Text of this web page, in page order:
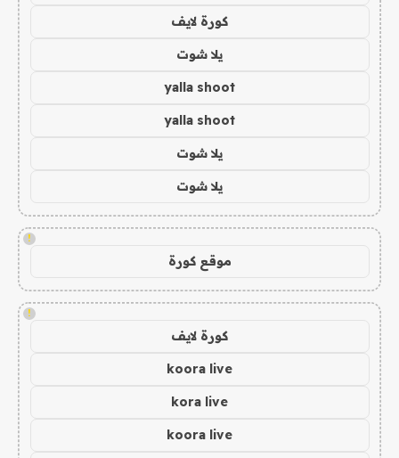
كورة لايف
يلا شوت
yalla shoot
yalla shoot
يلا شوت
يلا شوت
!
موقع كورة
!
كورة لايف
koora live
kora live
koora live